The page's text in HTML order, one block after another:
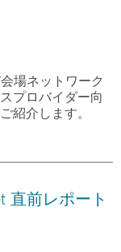
場ネットワーク
プロバイダー向
紹介します。
直前レポート